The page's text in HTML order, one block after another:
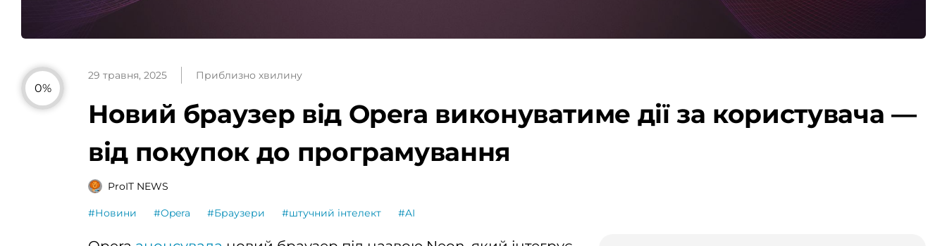
0%
29 травня, 2025 Приблизно хвилину
Новий браузер від Opera виконуватиме дії за користувача —
від покупок до програмування
ProIT NEWS
#Новини #Opera #Браузери #штучний інтелект #AI